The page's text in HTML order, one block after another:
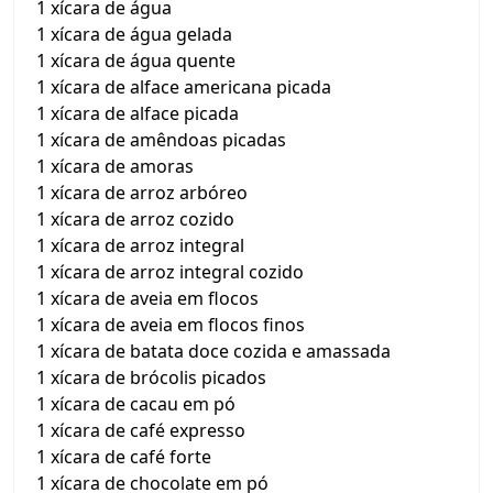
1 xícara de água
1 xícara de água gelada
1 xícara de água quente
1 xícara de alface americana picada
1 xícara de alface picada
1 xícara de amêndoas picadas
1 xícara de amoras
1 xícara de arroz arbóreo
1 xícara de arroz cozido
1 xícara de arroz integral
1 xícara de arroz integral cozido
1 xícara de aveia em flocos
1 xícara de aveia em flocos finos
1 xícara de batata doce cozida e amassada
1 xícara de brócolis picados
1 xícara de cacau em pó
1 xícara de café expresso
1 xícara de café forte
1 xícara de chocolate em pó